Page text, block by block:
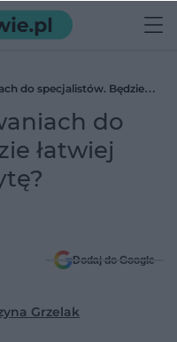
do specjalistów. Będzie
do
łatwiej
Dodaj do Google
Grzelak